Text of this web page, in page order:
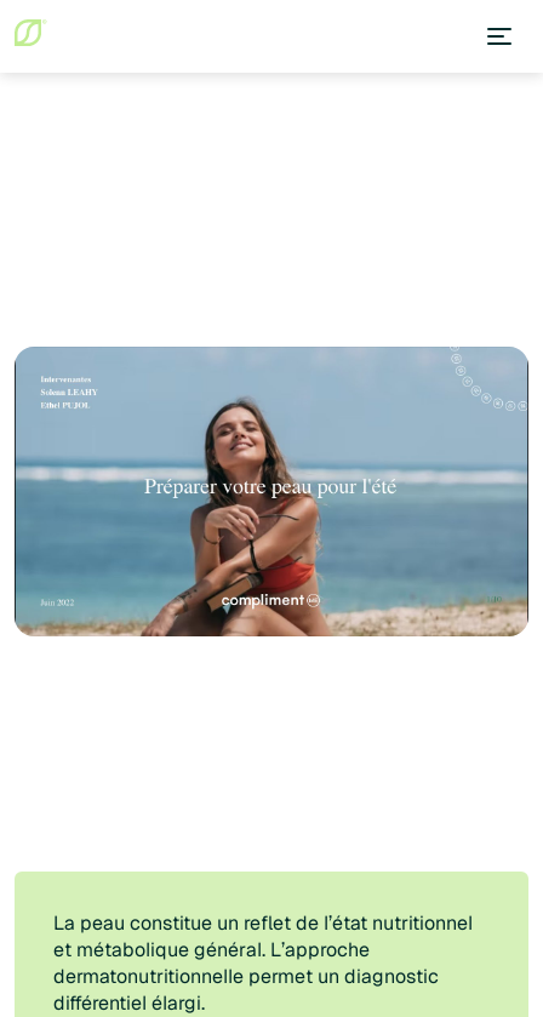
La peau constitue un reflet de l’état nutritionnel
et métabolique général. L’approche
dermatonutritionnelle permet un diagnostic
différentiel élargi.